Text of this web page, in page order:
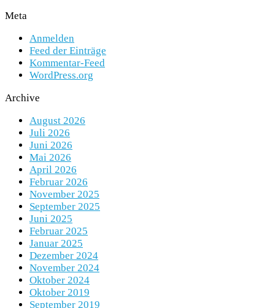
Meta
Anmelden
Feed der Einträge
Kommentar-Feed
WordPress.org
Archive
August 2026
Juli 2026
Juni 2026
Mai 2026
April 2026
Februar 2026
November 2025
September 2025
Juni 2025
Februar 2025
Januar 2025
Dezember 2024
November 2024
Oktober 2024
Oktober 2019
September 2019